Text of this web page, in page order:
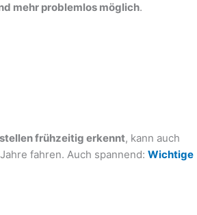
mehr problemlos möglich.
frühzeitig erkennt, kann auch
fahren. Auch spannend:Wichtige